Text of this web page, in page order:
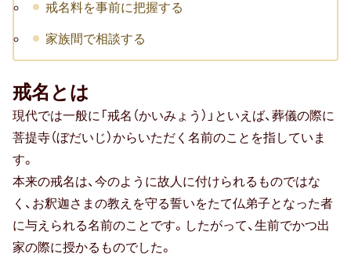
戒名料を事前に把握する
家族間で相談する
戒名とは
現代では一般に「戒名（かいみょう）」といえば、葬儀の際に
菩提寺（ぼだいじ）からいただく名前のことを指していま
す。
本来の戒名は、今のように故人に付けられるものではな
く、お釈迦さまの教えを守る誓いをたて仏弟子となった者
に与えられる名前のことです。したがって、生前でかつ出
家の際に授かるものでした。